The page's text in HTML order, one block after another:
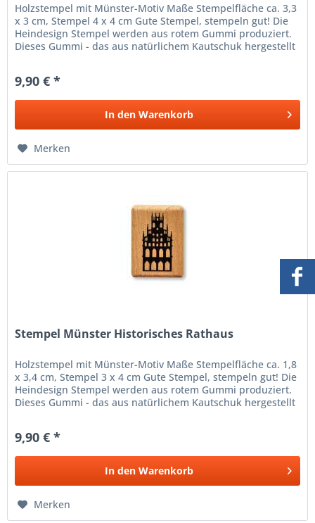
Holzstempel mit Münster-Motiv Maße Stempelfläche ca. 3,3
x 3 cm, Stempel 4 x 4 cm Gute Stempel, stempeln gut! Die
Heindesign Stempel werden aus rotem Gummi produziert.
Dieses Gummi - das aus natürlichem Kautschuk hergestellt
9,90 € *
In den Warenkorb
Merken
Stempel Münster Historisches Rathaus
Holzstempel mit Münster-Motiv Maße Stempelfläche ca. 1,8
x 3,4 cm, Stempel 3 x 4 cm Gute Stempel, stempeln gut! Die
Heindesign Stempel werden aus rotem Gummi produziert.
Dieses Gummi - das aus natürlichem Kautschuk hergestellt
9,90 € *
In den Warenkorb
Merken